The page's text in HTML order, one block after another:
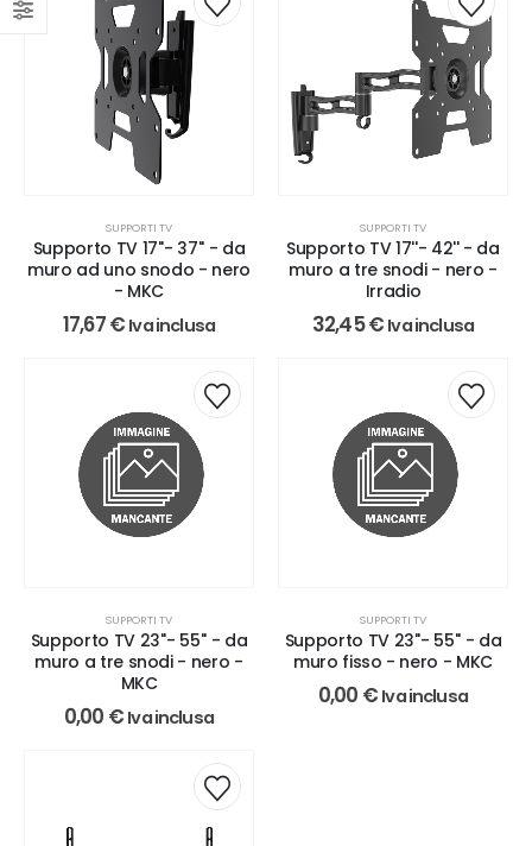
SUPPORTI TV
Supporto TV 17''- 37'' - da
muro ad uno snodo - nero
- MKC
17,67€ Iva inclusa
SUPPORTI TV
Supporto TV 17''- 42'' - da
muro a tre snodi - nero -
Irradio
32,45€ Iva inclusa
SUPPORTI TV
Supporto TV 23''- 55'' - da
muro a tre snodi - nero -
MKC
0,00 € Iva inclusa
SUPPORTI TV
Supporto TV 23''- 55'' - da
muro fisso - nero - MKC
0,00 € Iva inclusa